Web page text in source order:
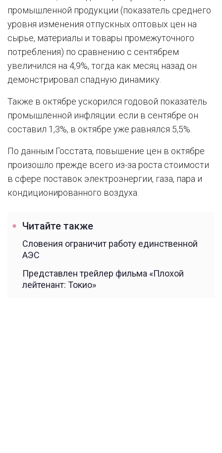
промышленной продукции (показатель среднего
уровня изменения отпускных оптовых цен на
сырье, материалы и товары промежуточного
потребления) по сравнению с сентябрем
увеличился на 4,9%, тогда как месяц назад он
демонстрировал спадную динамику.
Также в октябре ускорился годовой показатель
промышленной инфляции: если в сентябре он
составил 1,3%, в октябре уже равнялся 5,5%.
По данным Госстата, повышение цен в октябре
произошло прежде всего из-за роста стоимости
в сфере поставок электроэнергии, газа, пара и
кондиционированного воздуха.
Читайте также
Словения ограничит работу единственной
АЭС
Представлен трейлер фильма «Плохой
лейтенант: Токио»